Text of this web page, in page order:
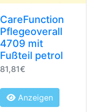
CareFunction
Pflegeoverall
4709 mit
Fußteil petrol
81,81€
Anzeigen